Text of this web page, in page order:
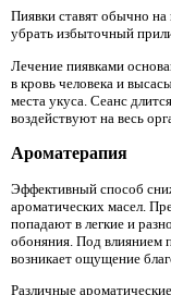
Пиявки ставят обычно
убрать избыточный
Лечение пиявками
в кровь человека и
места укуса. Сеанс
воздействуют на весь
Ароматерапия
Эффективный способ
ароматических масел.
попадают в легкие и
обоняния. Под влиянием
возникает ощущение
Различные